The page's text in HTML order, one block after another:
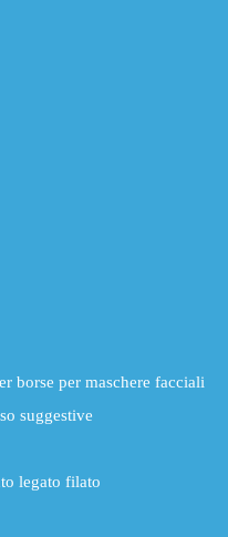
borse per maschere facciali
suggestive
legato filato